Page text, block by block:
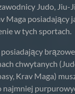
Judo, Jiu-
Maga posiadający
w tych sportach.
chwytanych
Krav Maga)
najmniej